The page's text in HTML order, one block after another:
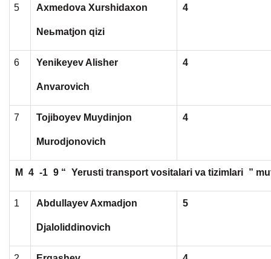
5 Axmedova Xurshidaxon
Neьmatjon qizi
4
6 Yenikeyev Alisher
Anvarovich
4
7 Tojiboyev Muydinjon
Murodjonovich
4
M 4 -1 9 “ Yerusti transport vositalari va tizimlari ”
1 Abdullayev Axmadjon
Djaloliddinovich
5